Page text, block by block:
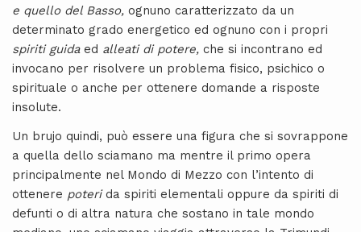
e quello del Basso, ognuno caratterizzato da un
determinato grado energetico ed ognuno con i propri
spiriti guidaed alleati di potere, che si incontrano ed
invocano per risolvere un problema fisico, psichico o
spirituale o anche per ottenere domande a risposte
insolute.
Un brujo quindi, può essere una figura che si sovrappone
a quella dello sciamano ma mentre il primo opera
principalmente nel Mondo di Mezzo con l’intento di
ottenere poterida spiriti elementali oppure da spiriti di
defunti o di altra natura che sostano in tale mondo